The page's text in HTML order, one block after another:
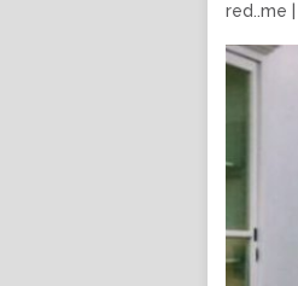
red..me